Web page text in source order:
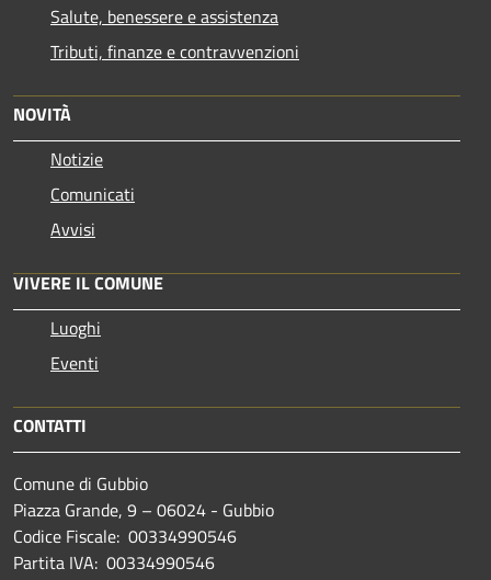
Salute, benessere e assistenza
Tributi, finanze e contravvenzioni
NOVITÀ
Notizie
Comunicati
Avvisi
VIVERE IL COMUNE
Luoghi
Eventi
CONTATTI
Comune di Gubbio
Piazza Grande, 9 – 06024 - Gubbio
Codice Fiscale: 00334990546
Partita IVA: 00334990546